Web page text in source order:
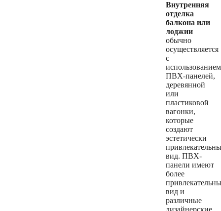
Внутренняя
отделка
балкона или
лоджии
обычно
осуществляется
с
использованием
ПВХ-панелей,
деревянной
или
пластиковой
вагонки,
которые
создают
эстетически
вид. ПВХ-
панели имеют
более
вид и
различные